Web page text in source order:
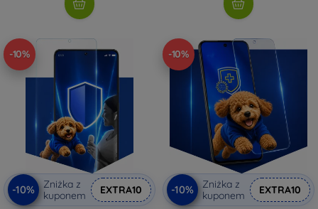
-10%
-10%
Zniżka z
kuponem
EXTRA10
-10%
-10%
Zniżka z
kuponem
EXTRA10